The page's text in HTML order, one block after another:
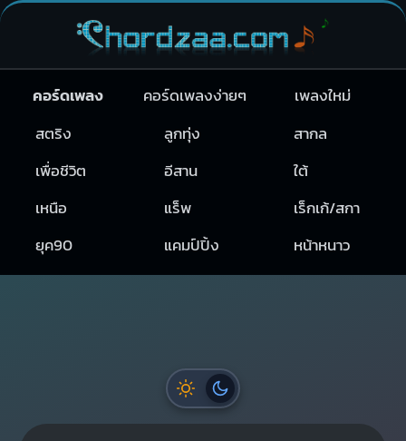
คอร์ดเพลง คอร์ดเพลงง่ายๆ
เพลงใหม่
สตริง
ลูกทุ่ง
สากล
เพื่อชีวิต
อีสาน
ใต้
เหนือ
แร็พ
เร็กเก้/สกา
ยุค90
แคมป์ปิ้ง หน้าหนาว